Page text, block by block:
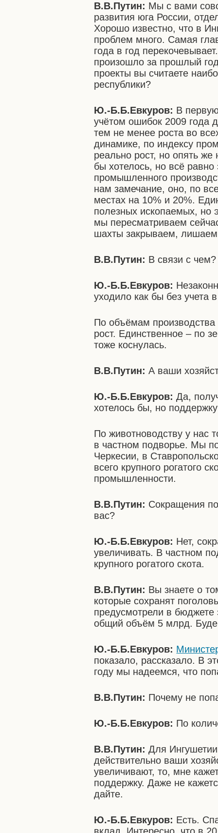
В.В.Путин: Мы с вами
развития юга России,
Хорошо известно, что в
проблем много. Самая
года в год
произошло за прошлый
проекты вы считаете
республики?
Ю.-Б.Б.Евкуров: В
учётом ошибок 2009 года
тем не менее роста во
динамике, по индексу
реально рост, но опять
бы хотелось, но всё
промышленного
нам замечание, оно, по
местах на 10% и 20%.
полезных ископаемых, но
мы пересматриваем
шахты закрываем,
В.В.Путин: В связи с
Ю.-Б.Б.Евкуров:
уходило как бы без учета
По объёмам производства
рост. Единственное – по
тоже коснулась.
В.В.Путин: А ваши
Ю.-Б.Б.Евкуров:Да,
хотелось бы, но
По животноводству у нас
в частном подворье. Мы
Черкесии, в
всего крупного рогатого
промышленности.
В.В.Путин: Сокращения
вас?
Ю.-Б.Б.Евкуров: Нет,
увеличивать. В частном
крупного рогатого скота.
В.В.Путин: Вы знаете о
которые сохранят
предусмотрели в бюджете
общий объём 5 млрд.
Ю.-Б.Б.Евкуров:
показало, рассказало. В
году мы надеемся, что
В.В.Путин: Почему не
Ю.-Б.Б.Евкуров: По
В.В.Путин:Для
действительно ваши
увеличивают, то, мне
поддержку. Даже не
дайте.
Ю.-Б.Б.Евкуров: Есть.